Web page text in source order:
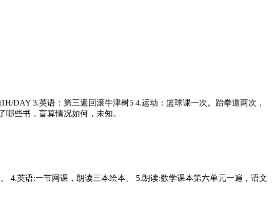
DAY 3.英语：第三遍回滚牛津树5 4.运动：篮球课一次。跆拳道两次，
些书，盲算情况如何，未知。
4.英语:一节网课，朗读三本绘本。 5.朗读:数学课本第六单元一遍，语文